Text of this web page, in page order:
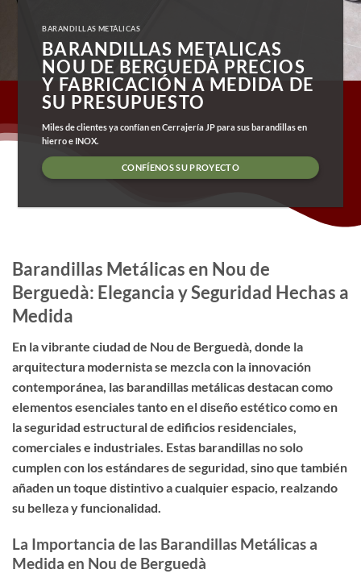
BARANDILLAS METÁLICAS
BARANDILLAS METALICAS
NOU DE BERGUEDÀ PRECIOS
Y FABRICACIÓN A MEDIDA DE
SU PRESUPUESTO
Miles de clientes ya confían en Cerrajería JP para sus barandillas en
hierro e INOX.
CONFÍENOS SU PROYECTO
Barandillas Metálicas en Nou de
Berguedà: Elegancia y Seguridad Hechas a
Medida
En la vibrante ciudad de Nou de Berguedà, donde la
arquitectura modernista se mezcla con la innovación
contemporánea, las barandillas metálicas destacan como
elementos esenciales tanto en el diseño estético como en
la seguridad estructural de edificios residenciales,
comerciales e industriales. Estas barandillas no solo
cumplen con los estándares de seguridad, sino que también
añaden un toque distintivo a cualquier espacio, realzando
su belleza y funcionalidad.
La Importancia de las Barandillas Metálicas a
Medida en Nou de Berguedà